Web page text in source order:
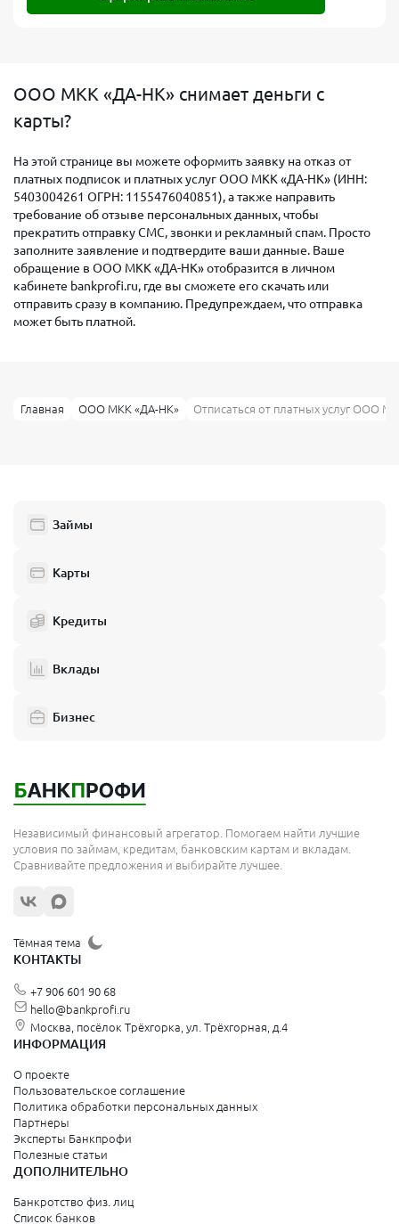
ООО МКК «ДА-НК» снимает деньги с
карты?
На этой странице вы можете оформить заявку на отказ от
платных подписок и платных услуг ООО МКК «ДА-НК» (ИНН:
5403004261 ОГРН: 1155476040851), а также направить
требование об отзыве персональных данных, чтобы
прекратить отправку СМС, звонки и рекламный спам. Просто
заполните заявление и подтвердите ваши данные. Ваше
обращение в ООО МКК «ДА-НК» отобразится в личном
кабинете bankprofi.ru, где вы сможете его скачать или
отправить сразу в компанию. Предупреждаем, что отправка
может быть платной.
Главная ООО МКК «ДА-НК» Отписаться от платных услуг ООО
Займы
Карты
Кредиты
Вклады
Бизнес
Независимый финансовый агрегатор. Помогаем найти лучшие
условия по займам, кредитам, банковским картам и вкладам.
Сравнивайте предложения и выбирайте лучшее.
Тёмная тема
КОНТАКТЫ
+7 906 601 90 68
hello@bankprofi.ru
Москва, посёлок Трёхгорка, ул. Трёхгорная, д.4
ИНФОРМАЦИЯ
О проекте
Пользовательское соглашение
Политика обработки персональных данных
Партнеры
Эксперты Банкпрофи
Полезные статьи
ДОПОЛНИТЕЛЬНО
Банкротство физ. лиц
Список банков